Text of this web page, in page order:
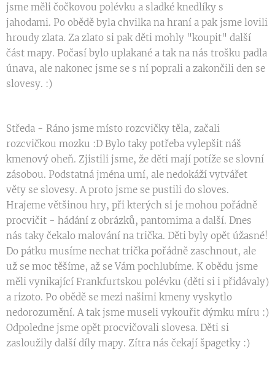
jsme měli čočkovou polévku a sladké knedlíky s
jahodami. Po obědě byla chvilka na hraní a pak jsme lovili
hroudy zlata. Za zlato si pak děti mohly "koupit" další
část mapy. Počasí bylo uplakané a tak na nás trošku padla
únava, ale nakonec jsme se s ní poprali a zakončili den se
slovesy. :)
Středa - Ráno jsme místo rozcvičky těla, začali
rozcvičkou mozku :D Bylo taky potřeba vylepšit náš
kmenový oheň. Zjistili jsme, že děti mají potíže se slovní
zásobou. Podstatná jména umí, ale nedokáží vytvářet
věty se slovesy. A proto jsme se pustili do sloves.
Hrajeme většinou hry, při kterých si je mohou pořádně
procvičit - hádání z obrázků, pantomima a další. Dnes
nás taky čekalo malování na trička. Děti byly opět úžasné!
Do pátku musíme nechat trička pořádně zaschnout, ale
už se moc těšíme, až se Vám pochlubíme. K obědu jsme
měli vynikající Frankfurtskou polévku (děti si i přidávaly)
a rizoto. Po obědě se mezi našimi kmeny vyskytlo
nedorozumění. A tak jsme museli vykouřit dýmku míru :)
Odpoledne jsme opět procvičovali slovesa. Děti si
zasloužily další díly mapy. Zítra nás čekají špagetky :)